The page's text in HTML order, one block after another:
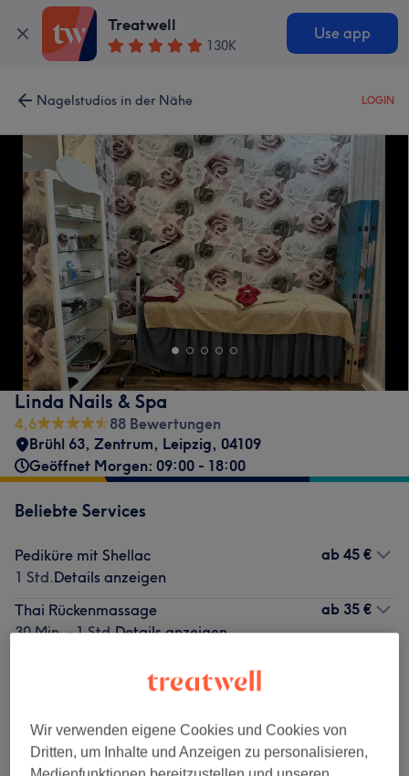
Treatwell
130K
Use app
Nagelstudios in der Nähe LOGIN
Linda Nails & Spa
4,6
88 Bewertungen
Brühl 63, Zentrum, Leipzig, 04109
Geöffnet Morgen: 09:00 - 18:00
Beliebte Services
Pediküre mit Shellac
1 Std.Details anzeigen
ab 45 €
Thai Rückenmassage
30 Min. - 1 Std.Details anzeigen
ab 35 €
1 Std. - 1 Std. 30 Min.Details anzeigen
Thai-Öl Massage
1 Std. - 1 Std. 30 Min.Details anzeigen
Wir verwenden eigene Cookies und Cookies von
Dritten, um Inhalte und Anzeigen zu personalisieren,